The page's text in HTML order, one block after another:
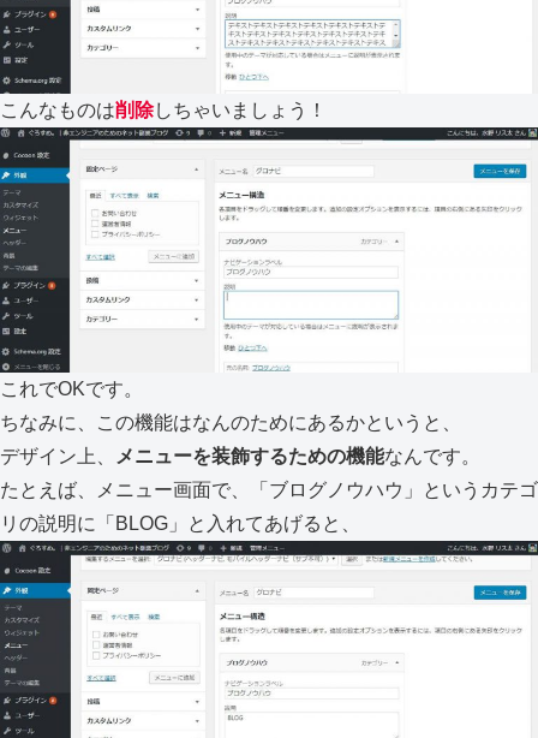
こんなものは削除しちゃいましょう！
これでOKです。
ちなみに、この機能はなんのためにあるかというと、
デザイン上、
メニューを装飾するための機能なんです。
たとえば、メニュー画面で、「ブログノウハウ」というカテゴ
リの説明に「BLOG」と入れてあげると、